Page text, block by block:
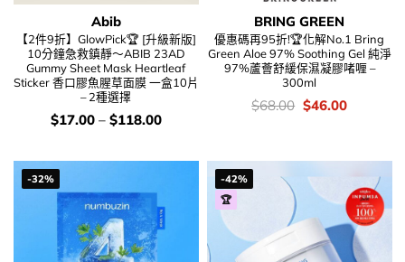
Abib
【2件9折】GlowPick🏆 [升級新版]
10分鐘急救鎮靜～ABIB 23AD
Gummy Sheet Mask Heartleaf
Sticker 香口膠魚腥草面膜 一盒10片
– 2種選擇
價
錢：
$17.00– $118.00
BRING GREEN
優惠碼再95折!🏆化解No.1 Bring
Green Aloe 97% Soothing Gel 純淨
97%蘆薈舒緩保濕凝膠啫喱 –
300ml
價
錢：
$68.00 Original
price
$46.00Current
-32%
-42%
🏆